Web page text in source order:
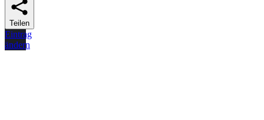
Teilen
Eintrag
ändern